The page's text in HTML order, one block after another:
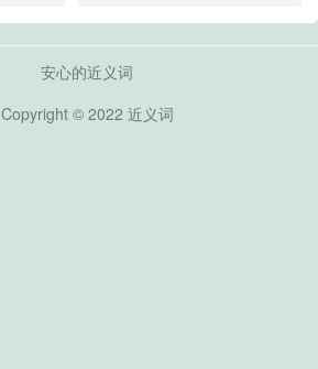
安心的近义词
Copyright © 2022 近义词